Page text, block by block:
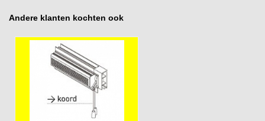
Andere klanten kochten ook